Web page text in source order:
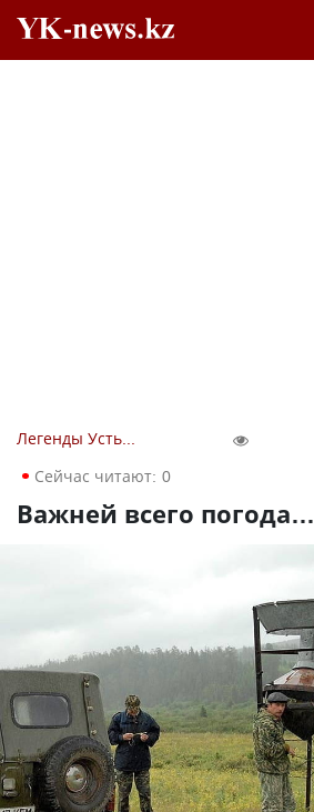
Легенды Усть-Каменогорска
Сейчас читают: 0
Важней всего погода…